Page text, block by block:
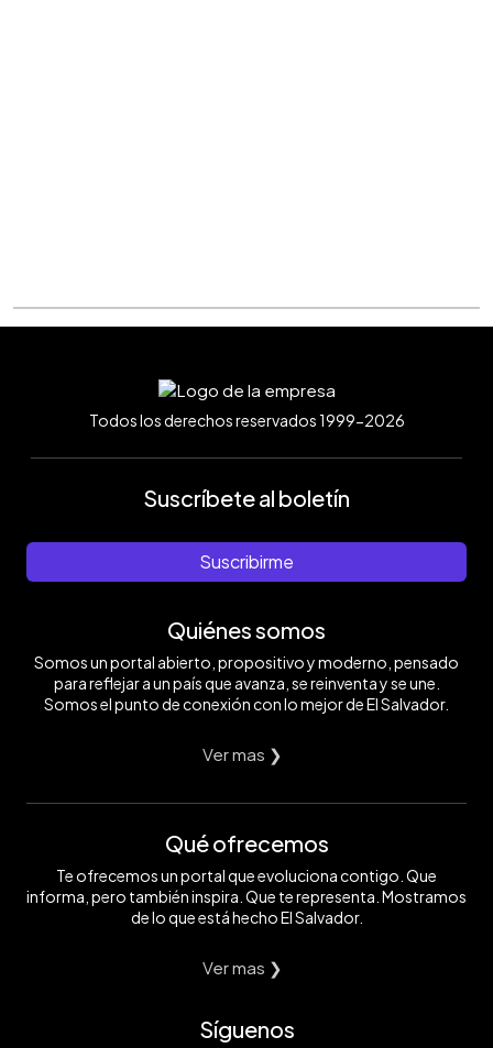
Todos los derechos reservados 1999-2026
Suscríbete al boletín
Suscribirme
Quiénes somos
Somos un portal abierto, propositivo y moderno, pensado
para reflejar a un país que avanza, se reinventa y se une.
Somos el punto de conexión con lo mejor de El Salvador.
Ver mas ❯
Qué ofrecemos
Te ofrecemos un portal que evoluciona contigo. Que
informa, pero también inspira. Que te representa. Mostramos
de lo que está hecho El Salvador.
Ver mas ❯
Síguenos